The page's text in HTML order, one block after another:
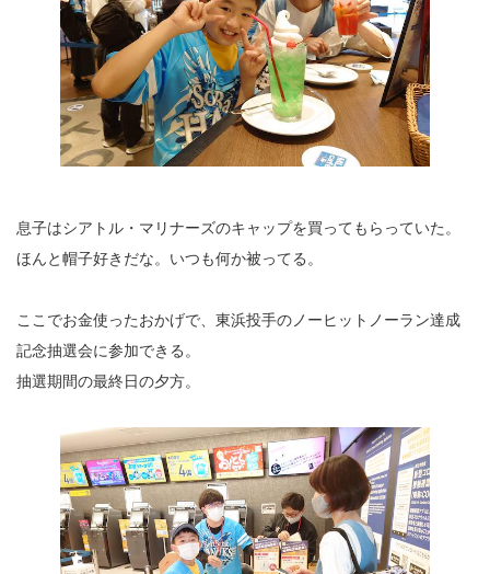
息子はシアトル・マリナーズのキャップを買ってもらっていた。
ほんと帽子好きだな。いつも何か被ってる。
ここでお金使ったおかげで、東浜投手のノーヒットノーラン達成
記念抽選会に参加できる。
抽選期間の最終日の夕方。